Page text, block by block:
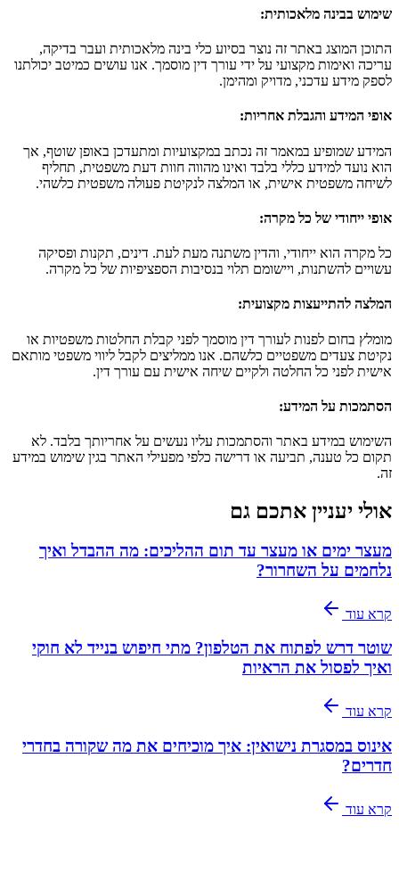
שימוש בבינה מלאכותית:
התוכן המוצג באתר זה נוצר בסיוע כלי בינה מלאכותית ועבר בדיקה,
עריכה ואימות מקצועי על ידי עורך דין מוסמך. אנו עושים כמיטב יכולתנו
לספק מידע עדכני, מדויק ומהימן.
אופי המידע והגבלת אחריות:
המידע שמופיע במאמר זה נכתב במקצועיות ומתעדכן באופן שוטף, אך
הוא נועד למידע כללי בלבד ואינו מהווה חוות דעת משפטית, תחליף
לשיחה משפטית אישית, או המלצה לנקיטת פעולה משפטית כלשהי.
אופי ייחודי של כל מקרה:
כל מקרה הוא ייחודי, והדין משתנה מעת לעת. דינים, תקנות ופסיקה
עשויים להשתנות, ויישומם תלוי בנסיבות הספציפיות של כל מקרה.
המלצה להתייעצות מקצועית:
מומלץ בחום לפנות לעורך דין מוסמך לפני קבלת החלטות משפטיות או
נקיטת צעדים משפטיים כלשהם. אנו ממליצים לקבל ליווי משפטי מותאם
אישית לפני כל החלטה ולקיים שיחה אישית עם עורך דין.
הסתמכות על המידע:
השימוש במידע באתר והסתמכות עליו נעשים על אחריותך בלבד. לא
תקום כל טענה, תביעה או דרישה כלפי מפעילי האתר בגין שימוש במידע
זה.
אולי יעניין אתכם גם
מעצר ימים או מעצר עד תום ההליכים: מה ההבדל ואיך
נלחמים על השחרור?
קרא עוד
שוטר דרש לפתוח את הטלפון? מתי חיפוש בנייד לא חוקי
ואיך לפסול את הראיות
קרא עוד
אינוס במסגרת נישואין: איך מוכיחים את מה שקורה בחדרי
חדרים?
קרא עוד